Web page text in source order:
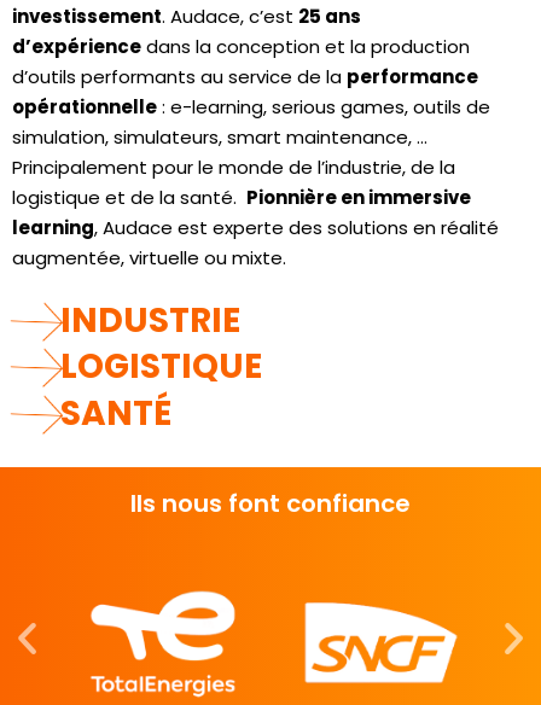
investissement. Audace, c’est 25 ans
d’expériencedans la conception et la production
d’outils performants au service de la performance
opérationnelle: e-learning, serious games, outils de
simulation, simulateurs, smart maintenance, …
Principalement pour le monde de l’industrie, de la
logistique et de la santé. Pionnière en immersive
learning, Audace est experte des solutions en réalité
augmentée, virtuelle ou mixte.
INDUSTRIE
LOGISTIQUE
SANTÉ
Ils nous font confiance